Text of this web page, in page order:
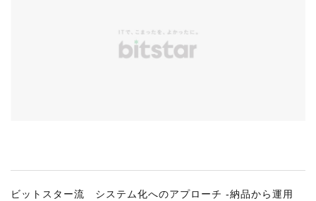
サイトマップ
ビットスター流 システム化へのアプローチ -納品から運用